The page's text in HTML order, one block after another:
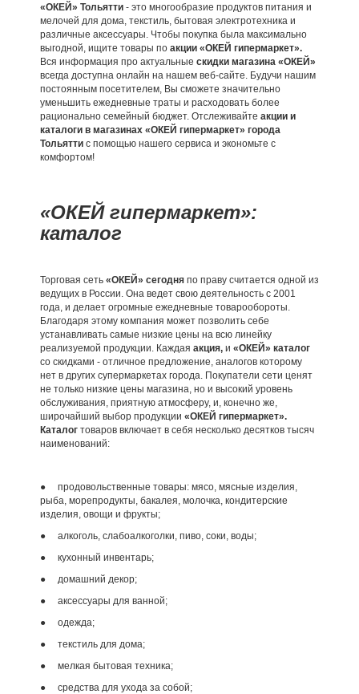
«ОКЕЙ» Тольятти - это многообразие продуктов питания и
мелочей для дома, текстиль, бытовая электротехника и
различные аксессуары. Чтобы покупка была максимально
выгодной, ищите товары по акции «ОКЕЙ гипермаркет».
Вся информация про актуальные скидки магазина «ОКЕЙ»
всегда доступна онлайн на нашем веб-сайте. Будучи нашим
постоянным посетителем, Вы сможете значительно
уменьшить ежедневные траты и расходовать более
рационально семейный бюджет. Отслеживайте акции и
каталоги в магазинах «ОКЕЙ гипермаркет» города
Тольятти с помощью нашего сервиса и экономьте с
комфортом!
«ОКЕЙ гипермаркет»:
каталог
Торговая сеть «ОКЕЙ» сегодня по праву считается одной из
ведущих в России. Она ведет свою деятельность с 2001
года, и делает огромные ежедневные товарообороты.
Благодаря этому компания может позволить себе
устанавливать самые низкие цены на всю линейку
реализуемой продукции. Каждая акция, и «ОКЕЙ» каталог
со скидками - отличное предложение, аналогов которому
нет в других супермаркетах города. Покупатели сети ценят
не только низкие цены магазина, но и высокий уровень
обслуживания, приятную атмосферу, и, конечно же,
широчайший выбор продукции «ОКЕЙ гипермаркет».
Каталог товаров включает в себя несколько десятков тысяч
наименований:
● продовольственные товары: мясо, мясные изделия,
рыба, морепродукты, бакалея, молочка, кондитерские
изделия, овощи и фрукты;
● алкоголь, слабоалкоголки, пиво, соки, воды;
● кухонный инвентарь;
● домашний декор;
● аксессуары для ванной;
● одежда;
● текстиль для дома;
● мелкая бытовая техника;
● средства для ухода за собой;